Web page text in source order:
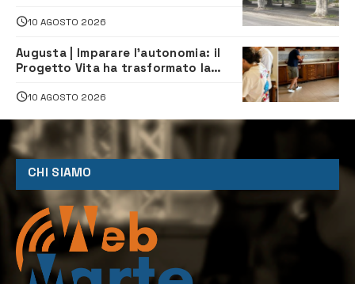
10 AGOSTO 2026
Augusta | Imparare l’autonomia: il
Progetto Vita ha trasformato la
indipendenza
10 AGOSTO 2026
CHI SIAMO